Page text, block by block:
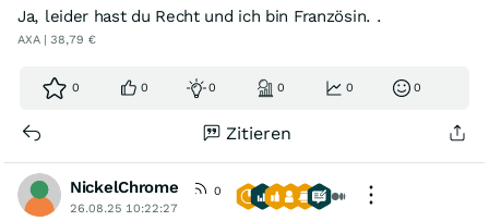
Ja, leider hast du Recht und ich bin Französin. .
AXA | 38,79 €
0 0 0 0 0 0
Zitieren
NickelChrome
0
26.08.25 10:22:27